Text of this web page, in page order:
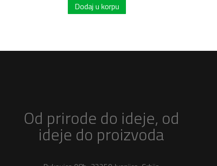
Dodaj u korpu
Od prirode do ideje, od
ideje do proizvoda